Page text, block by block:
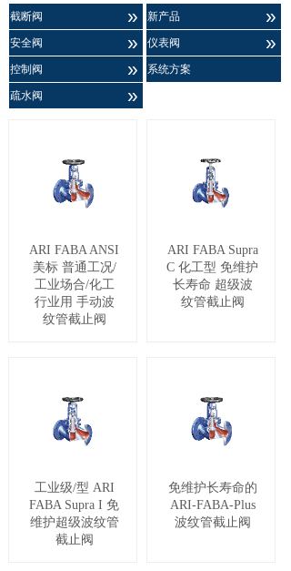
新产品 »
仪表阀 »
系统方案
截断阀 »
安全阀 »
控制阀 »
疏水阀 »
ARI FABA ANSI
美标 普通工况/
工业场合/化工
行业用 手动波
纹管截止阀
ARI FABA Supra
C 化工型 免维护
长寿命 超级波
纹管截止阀
工业级/型 ARI
FABA Supra I 免
维护超级波纹管
截止阀
免维护长寿命的
ARI-FABA-Plus
波纹管截止阀